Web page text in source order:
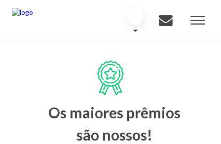
Os maiores prêmios
são nossos!